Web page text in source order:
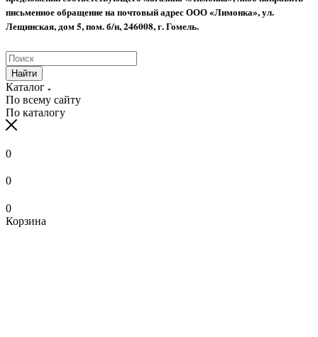
письменное обращение на почтовый адрес ООО «Лимонка», ул.
Лещинская, дом 5, пом. б/н, 246008, г. Гомель.
Найти
Каталог
По всему сайту
По каталогу
0
0
0
Корзина